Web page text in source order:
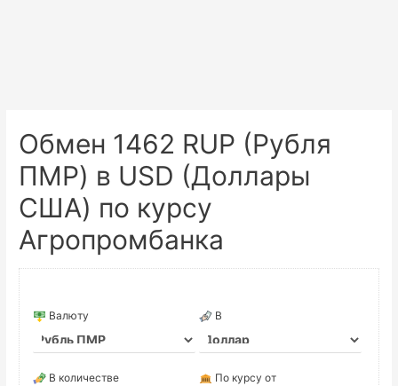
Обмен 1462 RUP (Рубля
ПМР) в USD (Доллары
США) по курсу
Агропромбанка
Валюту В
В количестве По курсу от